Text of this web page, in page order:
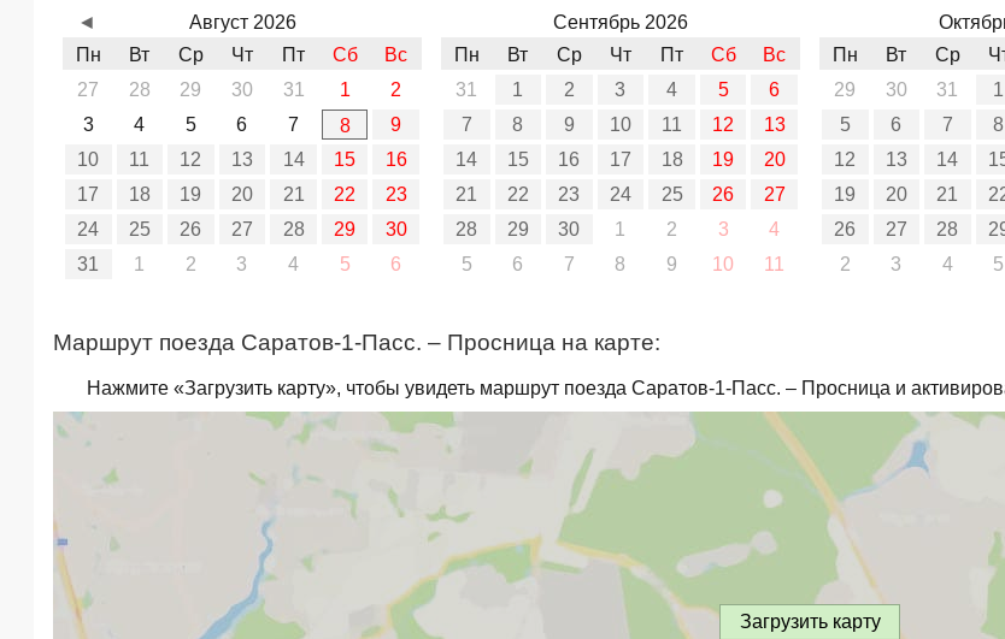
Август 2026
Пн
Вт Ср Чт Пт Сб
Вс
27
28 29 30 31 1
2
3
4 5 6 7 8
9
10
11 12 13 14 15
16
17
18 19 20 21 22
23
24
25 26 27 28 29
30
31
1 2 3 4 5 6
Сентябрь 2026
Пн
Вт Ср Чт Пт Сб
Вс
31
1 2 3 4 5
6
7
8 9 10 11 12
13
14
15 16 17 18 19
20
21
22 23 24 25 26
27
28
29 30 1 2 3
4
5
6 7 8 9 10 11
Пн
Вт Ср
29
30 31 1
5
6 7 8
12
13 14
19
20 21
26
27 28
2
3 4 5
◄
Маршрут поезда Саратов-1-Пасс. – Просница на карте:
Нажмите «Загрузить карту», чтобы увидеть маршрут поезда Саратов-1-Пасс. – Просница и
Загрузить карту